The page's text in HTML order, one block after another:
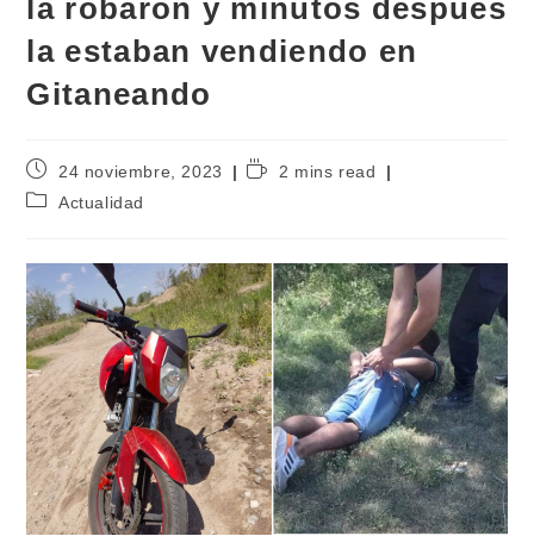
la robaron y minutos después
la estaban vendiendo en
Gitaneando
24 noviembre, 2023
2 mins read
Actualidad